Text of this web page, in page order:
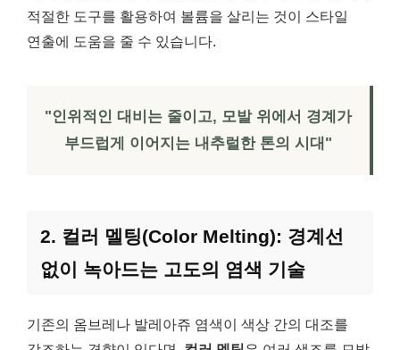
적절한 도구를 활용하여 볼륨을 살리는 것이 스타일
연출에 도움을 줄 수 있습니다.
"인위적인 대비는 줄이고, 모발 위에서 경계가
부드럽게 이어지는 내추럴한 톤의 시대"
2. 컬러 멜팅(Color Melting): 경계선
없이 녹아드는 고도의 염색 기술
기존의 옴브레나 발레아쥬 염색이 색상 간의 대조를